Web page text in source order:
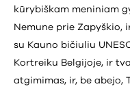
kūrybiškam meniniam
Nemune prie Zapyškio,
su Kauno bičiuliu
Kortreiku Belgijoje, ir
atgimimas, ir, be abejo,